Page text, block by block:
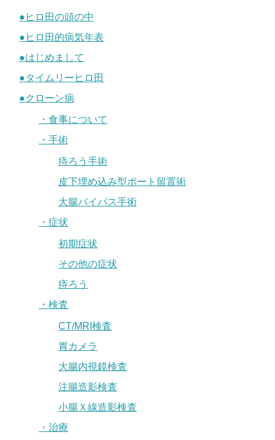
●ヒロ田の頭の中
●ヒロ田的病気年表
●はじめまして
●タイムリーヒロ田
●クローン病
・食事について
・手術
痔ろう手術
皮下埋め込み型ポート留置術
大腸バイパス手術
・症状
初期症状
その他の症状
痔ろう
・検査
CT/MRI検査
胃カメラ
大腸内視鏡検査
注腸造影検査
小腸Ｘ線造影検査
・治療